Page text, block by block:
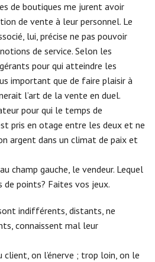
de boutiques me jurent avoir
de vente à leur personnel. Le
lui, précise ne pas pouvoir
de service. Selon les
pour qui atteindre les
important que de faire plaisir à
l’art de la vente en duel.
pour qui le temps de
pris en otage entre les deux et ne
argent dans un climat de paix et
champ gauche, le vendeur. Lequel
de points? Faites vos jeux.
indifférents, distants, ne
connaissent mal leur
client, on l’énerve ; trop loin, on le